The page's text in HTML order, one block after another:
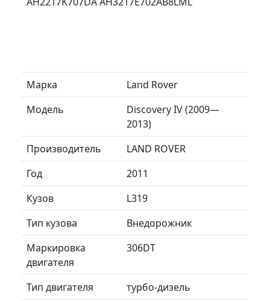
Марка
Land Rover
Модель
Discovery IV (2009—
2013)
Производитель
LAND ROVER
Год
2011
Кузов
L319
Тип кузова
Внедорожник
Маркировка
двигателя
306DT
Тип двигателя
турбо-дизель